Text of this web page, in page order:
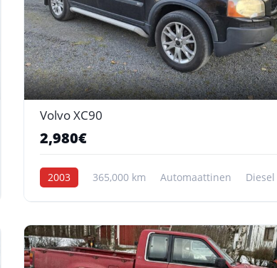
Volvo XC90
2,980€
2003 365,000 km Automaattinen Diesel